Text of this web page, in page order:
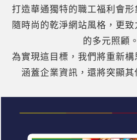
打造華通獨特的職工福利會
隨時尚的乾淨網站風格，更
的多元照顧。
為實現這目標，我們將重新
涵蓋企業資訊，還將突顯其